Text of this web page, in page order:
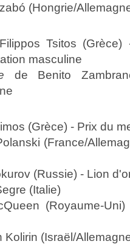
(Hongrie/
Tsitos
masculine
de Benito
(Grèce) - Prix du
(France/
(Russie) - Lion
(Italie)
(Royaume-
Kolirin (Israël/